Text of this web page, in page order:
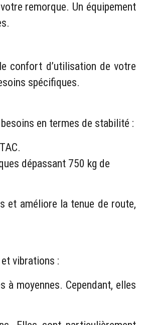
remorque. Un équipement
confort d’utilisation de votre
spécifiques.
en termes de stabilité :
dépassant 750 kg de
et améliore la tenue de route,
vibrations :
moyennes. Cependant, elles